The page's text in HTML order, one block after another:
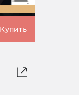
Купить